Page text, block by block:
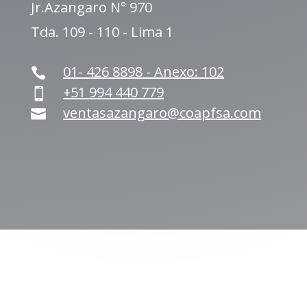
Jr.Azangaro N° 970
Tda. 109 - 110 - Lima 1
 01- 426 8898 - Anexo: 102
 +51 994 440 779
 ventasazangaro@coapfsa.com